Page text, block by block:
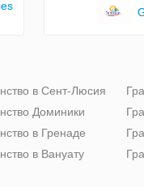
в Сент-Люсия
Доминики
в Гренаде
в Вануату